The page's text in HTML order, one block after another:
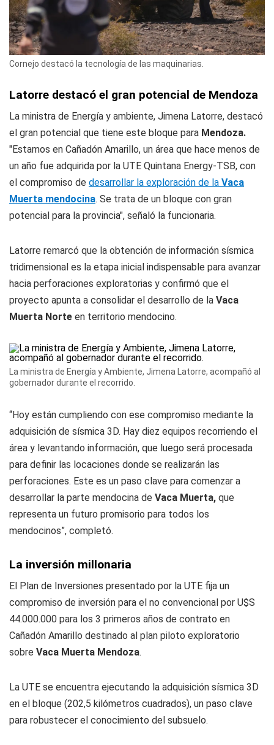
Cornejo destacó la tecnología de las maquinarias.
Latorre destacó el gran potencial de Mendoza
La ministra de Energía y ambiente, Jimena Latorre, destacó
el gran potencial que tiene este bloque para Mendoza.
"Estamos en Cañadón Amarillo, un área que hace menos de
un año fue adquirida por la UTE Quintana Energy-TSB, con
el compromiso de desarrollar la exploración de la Vaca
Muerta mendocina. Se trata de un bloque con gran
potencial para la provincia", señaló la funcionaria.
Latorre remarcó que la obtención de información sísmica
tridimensional es la etapa inicial indispensable para avanzar
hacia perforaciones exploratorias y confirmó que el
proyecto apunta a consolidar el desarrollo de la Vaca
Muerta Norte en territorio mendocino.
La ministra de Energía y Ambiente, Jimena Latorre, acompañó al
gobernador durante el recorrido.
“Hoy están cumpliendo con ese compromiso mediante la
adquisición de sísmica 3D. Hay diez equipos recorriendo el
área y levantando información, que luego será procesada
para definir las locaciones donde se realizarán las
perforaciones. Este es un paso clave para comenzar a
desarrollar la parte mendocina de Vaca Muerta, que
representa un futuro promisorio para todos los
mendocinos”, completó.
La inversión millonaria
El Plan de Inversiones presentado por la UTE fija un
compromiso de inversión para el no convencional por U$S
44.000.000 para los 3 primeros años de contrato en
Cañadón Amarillo destinado al plan piloto exploratorio
sobre Vaca Muerta Mendoza.
La UTE se encuentra ejecutando la adquisición sísmica 3D
en el bloque (202,5 kilómetros cuadrados), un paso clave
para robustecer el conocimiento del subsuelo.